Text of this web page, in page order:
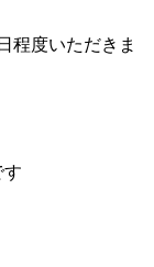
程度いただきま
す